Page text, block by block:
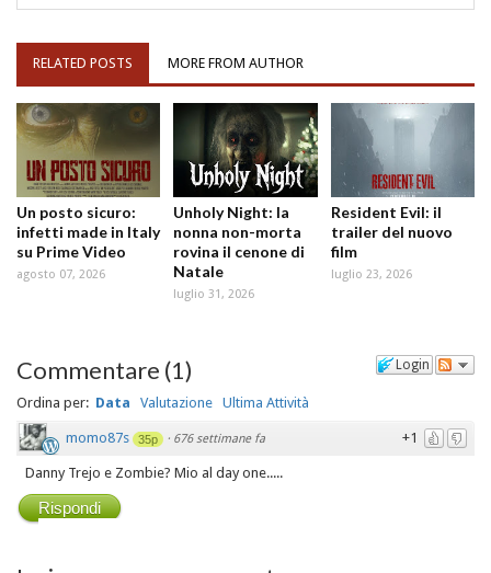
RELATED POSTS MORE FROM AUTHOR
Un posto sicuro:
infetti made in Italy
su Prime Video
agosto 07, 2026
Unholy Night: la
nonna non-morta
rovina il cenone di
Natale
luglio 31, 2026
Resident Evil: il
trailer del nuovo
film
luglio 23, 2026
Login
Commentare (1)
Ordina per: Data Valutazione Ultima Attività
+1
momo87s 35p · 676 settimane fa
Danny Trejo e Zombie? Mio al day one.....
Rispondi